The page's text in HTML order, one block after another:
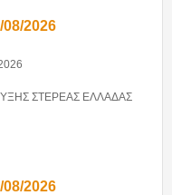
2026
ΣΤΕΡΕΑΣ ΕΛΛΑΔΑΣ
2026